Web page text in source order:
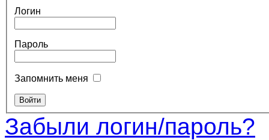
Логин
Пароль
Запомнить меня
Забыли логин/пароль?